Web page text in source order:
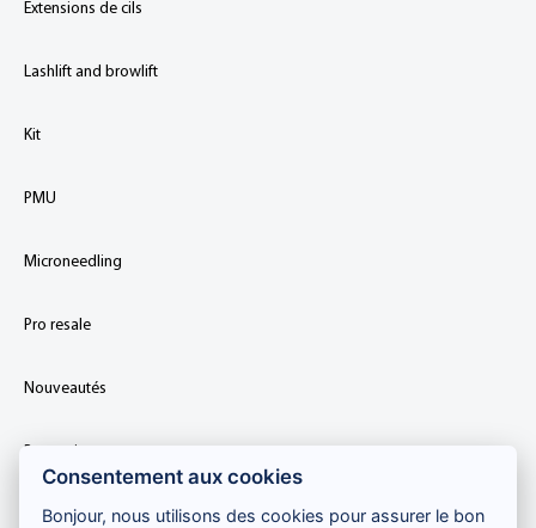
Extensions de cils
Lashlift and browlift
Kit
PMU
Microneedling
Pro resale
Nouveautés
Consentement aux cookies
Bonjour, nous utilisons des cookies pour assurer le bon